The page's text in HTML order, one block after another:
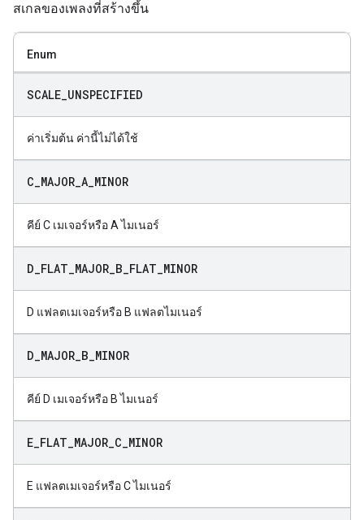
สเกลของเพลงที่สร้างขึ้น
Enum
SCALE UNSPECIFIED
ค่าเริ่มต้น ค่านี้ไม่ได้ใช้
C MAJOR A MINOR
คีย์ C เมเจอร์หรือ A ไมเนอร์
D FLAT MAJOR B FLAT MINOR
D แฟลตเมเจอร์หรือ B แฟลตไมเนอร์
D MAJOR B MINOR
คีย์ D เมเจอร์หรือ B ไมเนอร์
E FLAT MAJOR C MINOR
E แฟลตเมเจอร์หรือ C ไมเนอร์